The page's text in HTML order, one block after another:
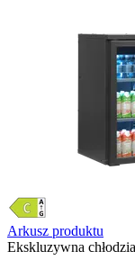
Arkusz produktu
Ekskluzywna